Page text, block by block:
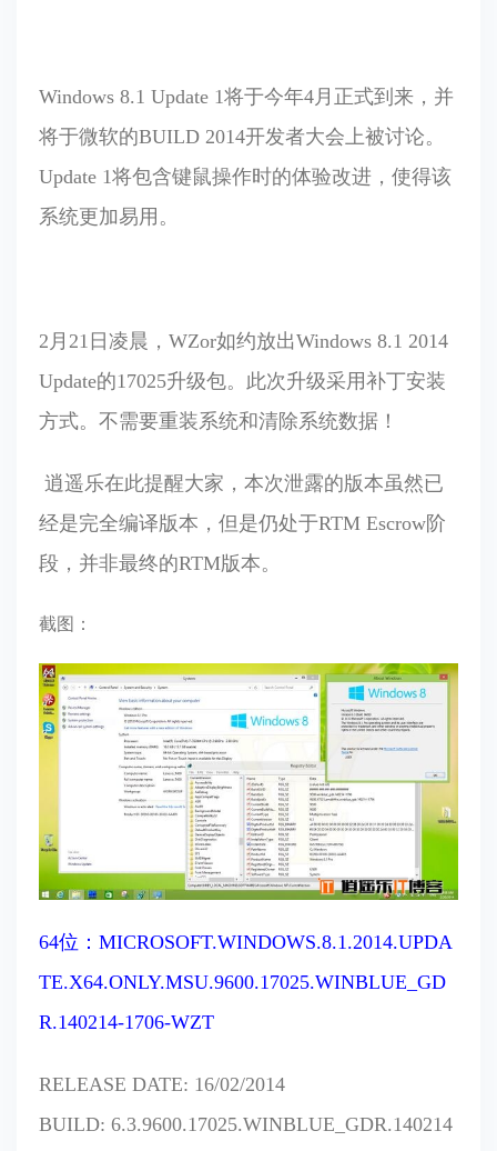
Windows 8.1 Update 1将于今年4月正式到来，并
将于微软的BUILD 2014开发者大会上被讨论。
Update 1将包含键鼠操作时的体验改进，使得该
系统更加易用。
2月21日凌晨，WZor如约放出Windows 8.1 2014
Update的17025升级包。此次升级采用补丁安装
方式。不需要重装系统和清除系统数据！
逍遥乐在此提醒大家，本次泄露的版本虽然已
经是完全编译版本，但是仍处于RTM Escrow阶
段，并非最终的RTM版本。
截图：
64位：MICROSOFT.WINDOWS.8.1.2014.UPDA
TE.X64.ONLY.MSU.9600.17025.WINBLUE_GD
R.140214-1706-WZT
RELEASE DATE: 16/02/2014
BUILD: 6.3.9600.17025.WINBLUE_GDR.140214